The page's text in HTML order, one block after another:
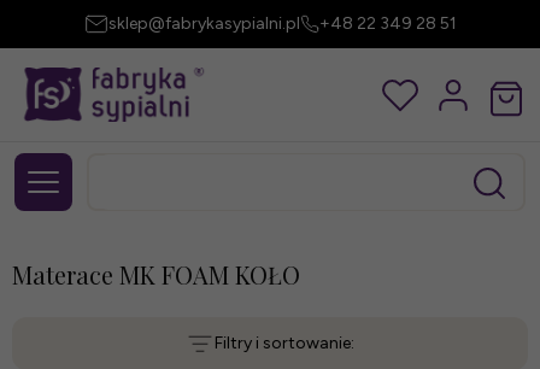
sklep@fabrykasypialni.pl +48 22 349 28 51
Materace MK FOAM KOŁO
Filtry i sortowanie: